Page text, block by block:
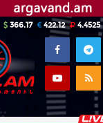
366.17 422.12 4.4525